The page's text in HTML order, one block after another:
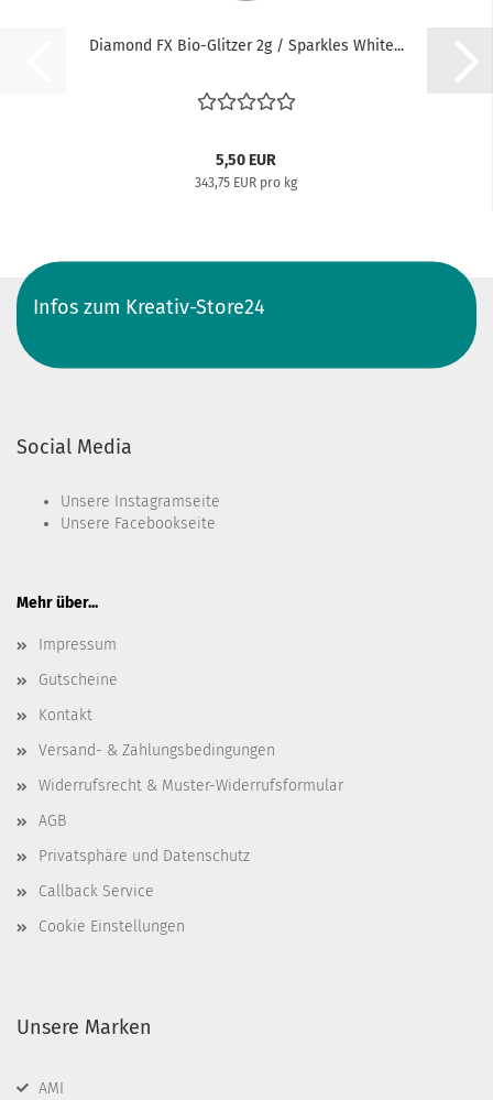
Diamond FX Bio-Glitzer 2g / Sparkles White...
5,50 EUR
343,75 EUR pro kg
Infos zum Kreativ-Store24
Social Media
Unsere Instagramseite
Unsere Facebookseite
Mehr über...
Impressum
Gutscheine
Kontakt
Versand- & Zahlungsbedingungen
Widerrufsrecht & Muster-Widerrufsformular
AGB
Privatsphäre und Datenschutz
Callback Service
Cookie Einstellungen
Unsere Marken
AMI